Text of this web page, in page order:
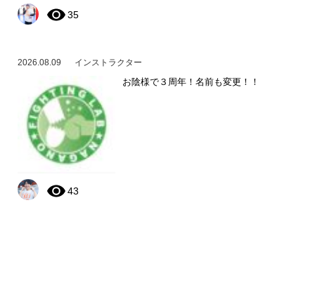
35
2026.08.09 インストラクター
お陰様で３周年！名前も変更！！
43